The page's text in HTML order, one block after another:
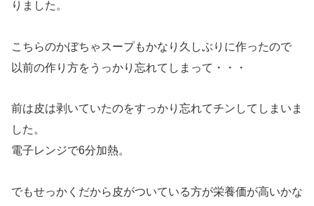
りました。
こちらのかぼちゃスープもかなり久しぶりに作ったので
以前の作り方をうっかり忘れてしまって・・・
前は皮は剥いていたのをすっかり忘れてチンしてしまいま
した。
電子レンジで6分加熱。
でもせっかくだから皮がついている方が栄養価が高いかな